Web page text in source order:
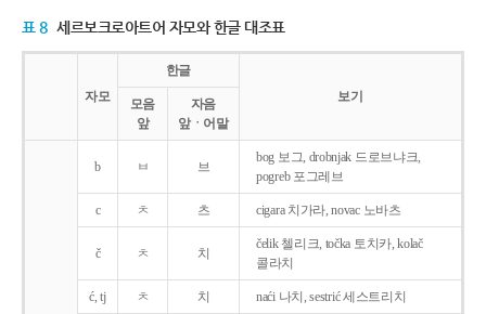
표 8 세르보크로아트어 자모와 한글 대조표
자모
한글
보기
모음
앞
자음
앞ㆍ어말
b ㅂ 브
bog 보그, drobnjak 드로브냐크,
pogreb 포그레브
c ㅊ 츠 cigara 치가라, novac 노바츠
č ㅊ 치
čelik 첼리크, točka 토치카, kolač
콜라치
ć, tj ㅊ 치 naći 나치, sestrić 세스트리치